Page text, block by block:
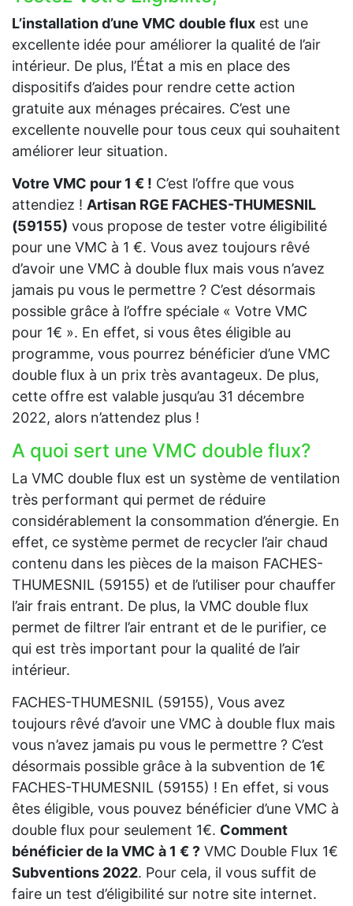
L’installation d’une VMC double flux est une
excellente idée pour améliorer la qualité de l’air
intérieur. De plus, l’État a mis en place des
dispositifs d’aides pour rendre cette action
gratuite aux ménages précaires. C’est une
excellente nouvelle pour tous ceux qui souhaitent
améliorer leur situation.
Votre VMC pour 1 € ! C’est l’offre que vous
attendiez ! Artisan RGE FACHES-THUMESNIL
(59155) vous propose de tester votre éligibilité
pour une VMC à 1 €. Vous avez toujours rêvé
d’avoir une VMC à double flux mais vous n’avez
jamais pu vous le permettre ? C’est désormais
possible grâce à l’offre spéciale « Votre VMC
pour 1€ ». En effet, si vous êtes éligible au
programme, vous pourrez bénéficier d’une VMC
double flux à un prix très avantageux. De plus,
cette offre est valable jusqu’au 31 décembre
2022, alors n’attendez plus !
A quoi sert une VMC double flux?
La VMC double flux est un système de ventilation
très performant qui permet de réduire
considérablement la consommation d’énergie. En
effet, ce système permet de recycler l’air chaud
contenu dans les pièces de la maison FACHES-
THUMESNIL (59155) et de l’utiliser pour chauffer
l’air frais entrant. De plus, la VMC double flux
permet de filtrer l’air entrant et de le purifier, ce
qui est très important pour la qualité de l’air
intérieur.
FACHES-THUMESNIL (59155), Vous avez
toujours rêvé d’avoir une VMC à double flux mais
vous n’avez jamais pu vous le permettre ? C’est
désormais possible grâce à la subvention de 1€
FACHES-THUMESNIL (59155) ! En effet, si vous
êtes éligible, vous pouvez bénéficier d’une VMC à
double flux pour seulement 1€. Comment
bénéficier de la VMC à 1 € ? VMC Double Flux 1€
Subventions 2022. Pour cela, il vous suffit de
faire un test d’éligibilité sur notre site internet.